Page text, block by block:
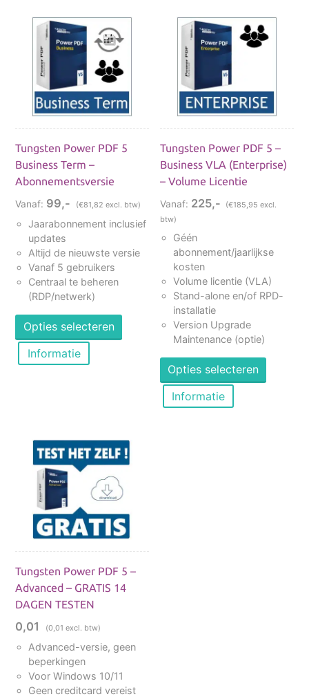
Tungsten Power PDF 5
Business Term –
Abonnementsversie
Vanaf: 99,- (€81,82 excl. btw)
Jaarabonnement inclusief
updates
Altijd de nieuwste versie
Vanaf 5 gebruikers
Centraal te beheren
(RDP/netwerk)
Opties selecteren
Dit
product
heeft
meerdere
gekozen
worden
de
productpagina
Informatie
Tungsten Power PDF 5 –
Business VLA (Enterprise)
– Volume Licentie
Vanaf: 225,-
(€185,95 excl.
btw)
Géén
abonnement/jaarlijkse
kosten
Volume licentie (VLA)
Stand-alone en/of RPD-
installatie
Version Upgrade
Maintenance (optie)
Opties selecteren
Informatie
Tungsten Power PDF 5 –
Advanced – GRATIS 14
DAGEN TESTEN
0,01 (0,01 excl. btw)
Advanced-versie, geen
beperkingen
Voor Windows 10/11
Geen creditcard vereist